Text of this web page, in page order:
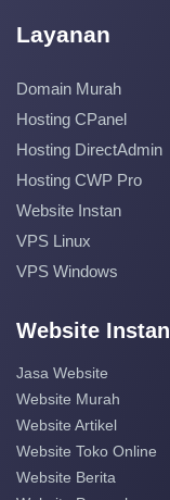
Layanan
Domain Murah
Hosting CPanel
Hosting DirectAdmin
Hosting CWP Pro
Website Instan
VPS Linux
VPS Windows
Website Instan
Jasa Website
Website Murah
Website Artikel
Website Toko Online
Website Berita